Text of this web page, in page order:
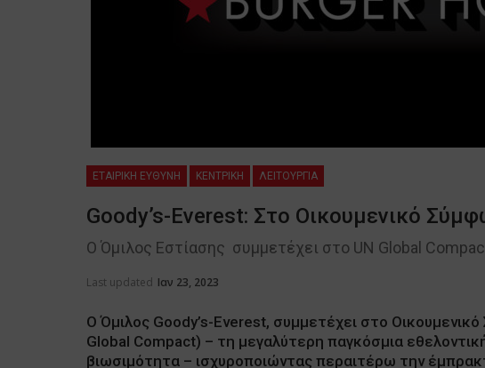
ΕΤΑΙΡΙΚΗ ΕΥΘΥΝΗ ΚΕΝΤΡΙΚΗ ΛΕΙΤΟΥΡΓΙΑ
Goody’s-Everest: Στο Οικουμενικό
Ο Όμιλος Εστίασης συμμετέχει στο UN Global
Last updated Ιαν 23, 2023
Ο Όμιλος Goody’s-Everest, συμμετέχει στο
Global Compact) – τη μεγαλύτερη παγκόσμια
βιωσιμότητα – ισχυροποιώντας περαιτέρω την